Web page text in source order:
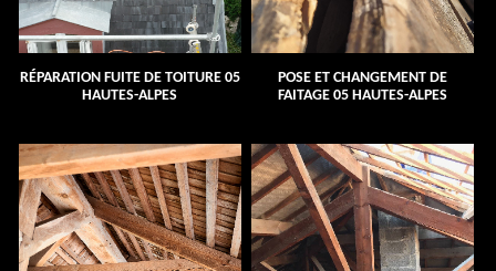
RÉPARATION FUITE DE TOITURE 05
HAUTES-ALPES
POSE ET CHANGEMENT DE
FAITAGE 05 HAUTES-ALPES